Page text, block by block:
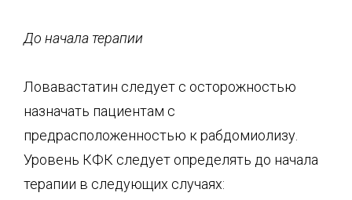
До начала терапии
Ловавастатин следует с осторожностью
назначать пациентам с
предрасположенностью к рабдомиолизу.
Уровень КФК следует определять до начала
терапии в следующих случаях: